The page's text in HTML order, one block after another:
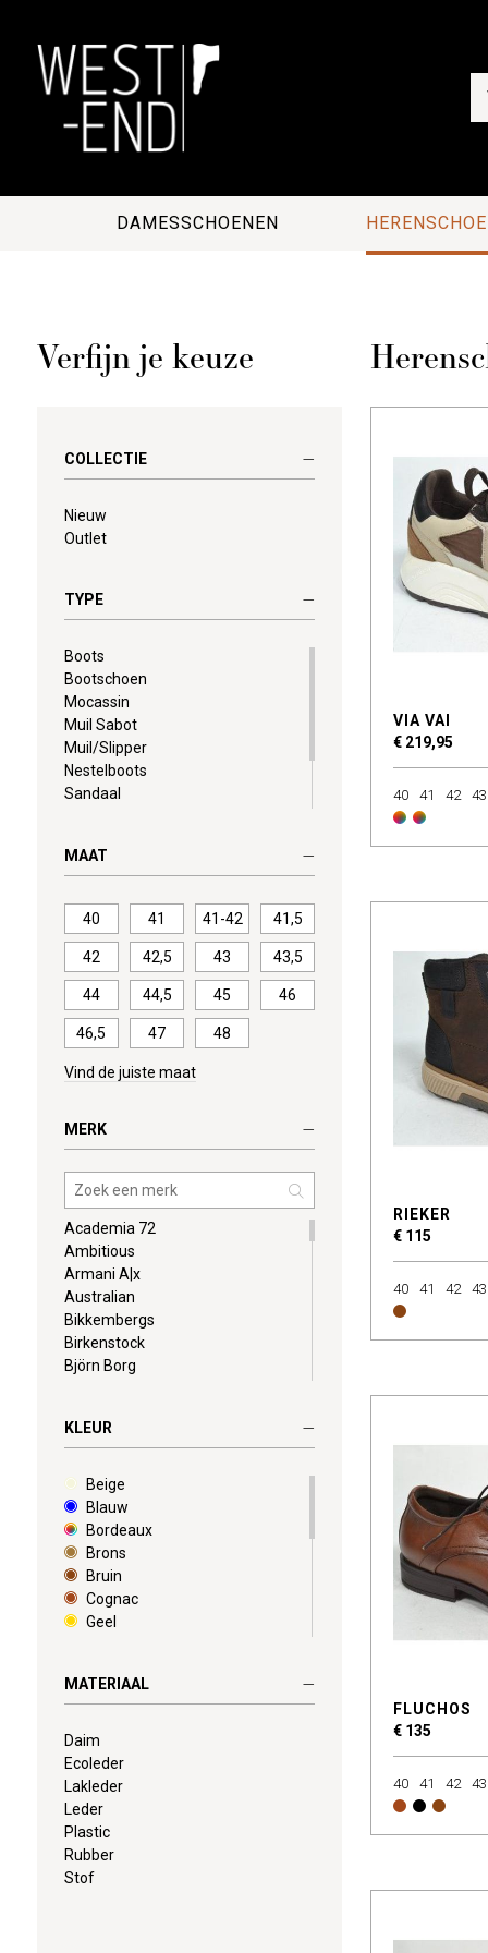
DAMESSCHOENEN
Verfijn je keuze
COLLECTIE
Nieuw
Outlet
TYPE
Boots
Bootschoen
Mocassin
Muil Sabot
Muil/Slipper
Nestelboots
Sandaal
Veterschoen
MAAT
40 41 41-42 41,5
42 42,5 43 43,5
44 44,5 45 46
46,5 47 48
Vind de juiste maat
MERK
Academia 72
Ambitious
Armani A|x
Australian
Bikkembergs
Birkenstock
Björn Borg
Bufflox
Camper
Cetti
Cycleur De Luxe
Cypres
Cypres Soft
Daniel Kenneth
Fitflop Tm
Franzini
Geox
Giorgio 1958
Gola
Guess
Havaianas
Hoff
Hub
Ilse Jacobsen
KLEUR
Beige
Blauw
Bordeaux
Brons
Bruin
Cognac
Geel
Groen
Multi
Paars
Rood
Roze
Wit
Zilver
Zwart
MATERIAAL
Daim
Ecoleder
Lakleder
Leder
Plastic
Rubber
Stof
VIA VAI
€ 219,95
40 41 42 43
RIEKER
€ 115
40 41 42 43
FLUCHOS
€ 135
40 41 42 43